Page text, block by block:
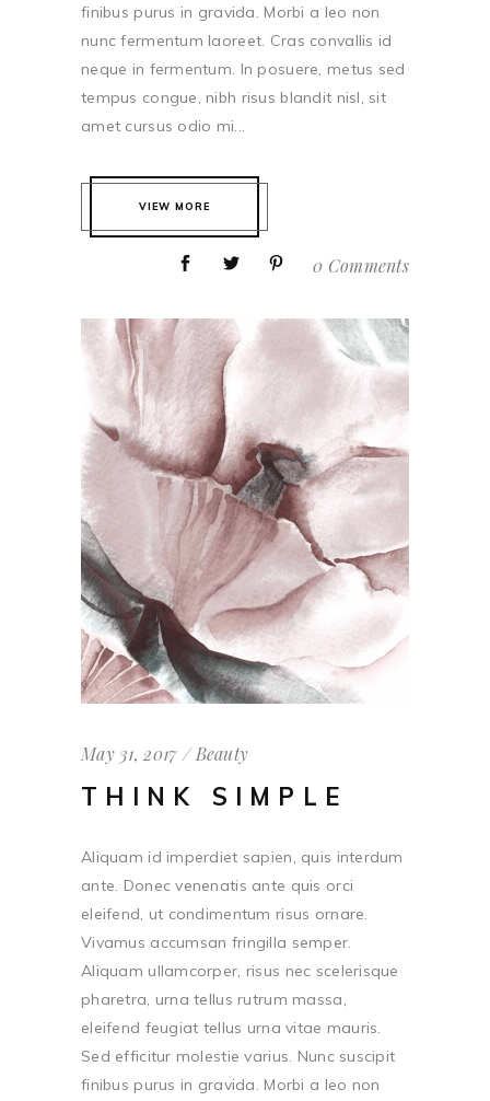
finibus purus in gravida. Morbi a leo non
nunc fermentum laoreet. Cras convallis id
neque in fermentum. In posuere, metus sed
tempus congue, nibh risus blandit nisl, sit
amet cursus odio mi...
VIEW MORE
0 Comments
May 31, 2017 Beauty
THINK SIMPLE
Aliquam id imperdiet sapien, quis interdum
ante. Donec venenatis ante quis orci
eleifend, ut condimentum risus ornare.
Vivamus accumsan fringilla semper.
Aliquam ullamcorper, risus nec scelerisque
pharetra, urna tellus rutrum massa,
eleifend feugiat tellus urna vitae mauris.
Sed efficitur molestie varius. Nunc suscipit
finibus purus in gravida. Morbi a leo non